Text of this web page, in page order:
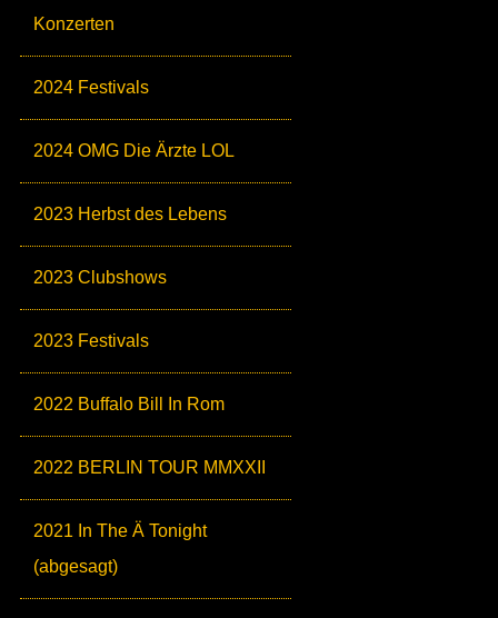
Konzerten
2024 Festivals
2024 OMG Die Ärzte LOL
2023 Herbst des Lebens
2023 Clubshows
2023 Festivals
2022 Buffalo Bill In Rom
2022 BERLIN TOUR MMXXII
2021 In The Ä Tonight
(abgesagt)